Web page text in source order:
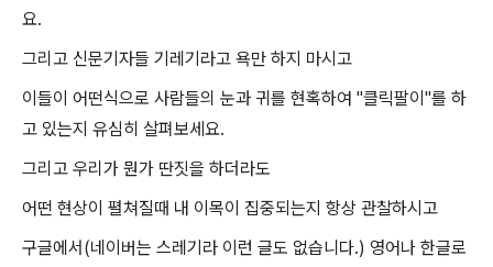
요.
그리고 신문기자들 기레기라고 욕만 하지 마시고
이들이 어떤식으로 사람들의 눈과 귀를 현혹하여 "클릭팔이"를 하
고 있는지 유심히 살펴보세요.
그리고 우리가 뭔가 딴짓을 하더라도
어떤 현상이 펼쳐질때 내 이목이 집중되는지 항상 관찰하시고
구글에서(네이버는 스레기라 이런 글도 없습니다.) 영어나 한글로